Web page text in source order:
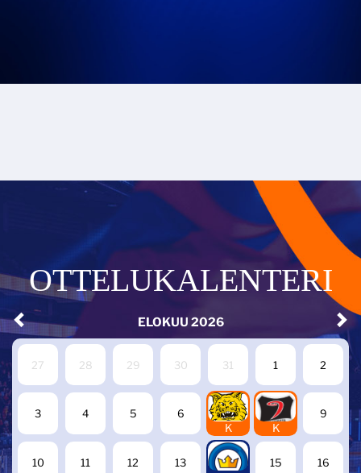
OTTELUKALENTERI
ELOKUU 2026
27 28 29 30 31 1 2
3 4 5 6
7
K
8
K
9
10 11 12 13
14
15 16